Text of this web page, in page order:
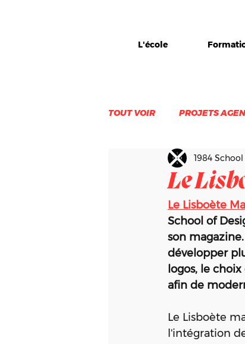
L'école
TOUT VOIR PROJETS
VIE D'EQUIPE
Le
1984
Le Lisboète
School of
son
développer
logos, le
afin de
Le Lisboète
l'intégration